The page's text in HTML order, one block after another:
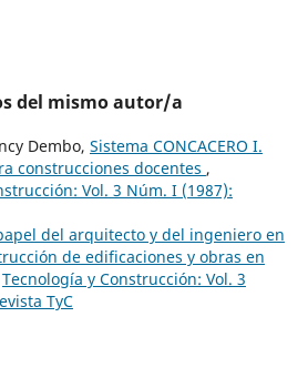
del mismo autor/a
Dembo, Sistema CONCACERO I.
construcciones docentes ,
Vol. 3 Núm. I (1987):
del arquitecto y del ingeniero en
de edificaciones y obras en
Tecnología y Construcción: Vol. 3
TyC